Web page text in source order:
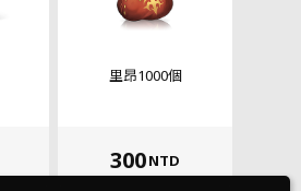
里昂1000個
300NTD